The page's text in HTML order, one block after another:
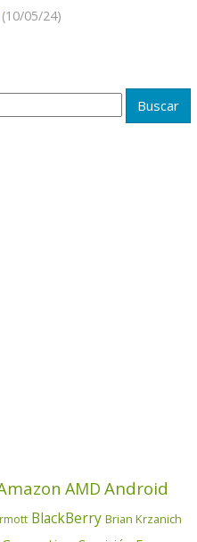
(10/05/24)
AMD Android
BlackBerry Brian Krzanich